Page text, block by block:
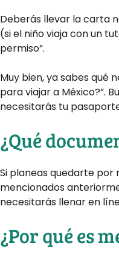
Deberás llevar la carta
(si el niño viaja con un
permiso”.
Muy bien, ya sabes qué
para viajar a México?”.
necesitarás tu
¿Qué
Si planeas quedarte por
mencionados
necesitarás llenar en
¿Por qué es